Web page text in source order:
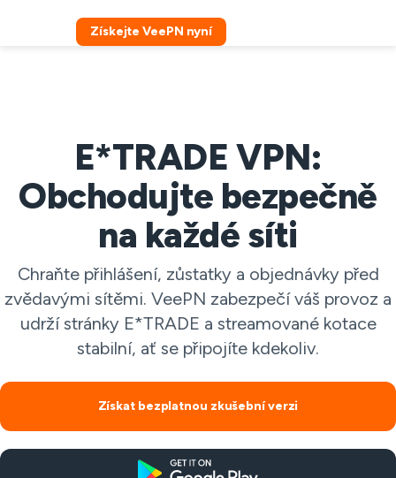
Získejte VeePN nyní
E*TRADE VPN:
Obchodujte bezpečně
na každé síti
Chraňte přihlášení, zůstatky a objednávky před
zvědavými sítěmi. VeePN zabezpečí váš provoz a
udrží stránky E*TRADE a streamované kotace
stabilní, ať se připojíte kdekoliv.
Získat bezplatnou zkušební verzi